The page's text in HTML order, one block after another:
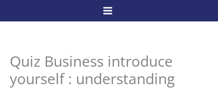
to
Quiz Business introduce
yourself : understanding